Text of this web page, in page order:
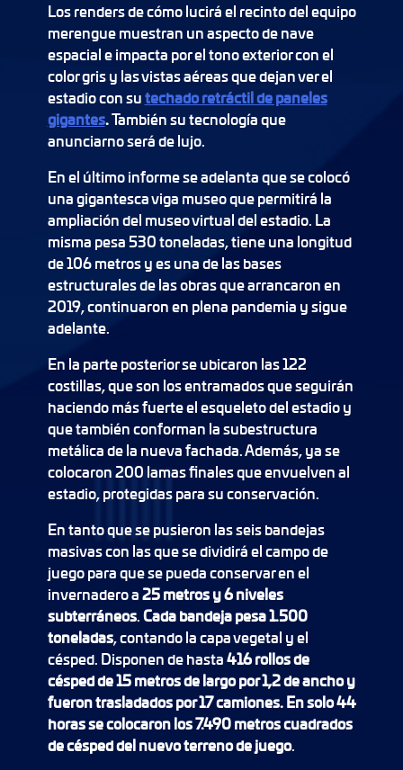
Los renders de cómo lucirá el recinto del equipo
merengue muestran un aspecto de nave
espacial e impacta por el tono exterior con el
color gris y las vistas aéreas que dejan ver el
estadio con sutechado retráctil de paneles
gigantes.También su tecnología que
anunciarno será de lujo.
En el último informe se adelanta que se colocó
una gigantesca viga museo que permitirá la
ampliación del museo virtual del estadio. La
misma pesa 530 toneladas, tiene una longitud
de 106 metros y es una de las bases
estructurales de las obras que arrancaron en
2019, continuaron en plena pandemia y sigue
adelante.
En la parte posterior se ubicaron las 122
costillas, que son los entramados que seguirán
haciendo más fuerte el esqueleto del estadio y
que también conforman la subestructura
metálica de la nueva fachada. Además, ya se
colocaron 200 lamas finales que envuelven al
estadio, protegidas para su conservación.
En tanto que se pusieron las seis bandejas
masivas con las que se dividirá el campo de
juego para que se pueda conservar en el
invernadero a25 metros y 6 niveles
subterráneos.Cada bandeja pesa 1.500
toneladas, contando la capa vegetal y el
césped. Disponen de hasta416 rollos de
césped de 15 metros de largo por 1,2 de ancho y
fueron trasladados por 17 camiones. En solo 44
horas se colocaron los 7.490 metros cuadrados
de césped del nuevo terreno de juego.